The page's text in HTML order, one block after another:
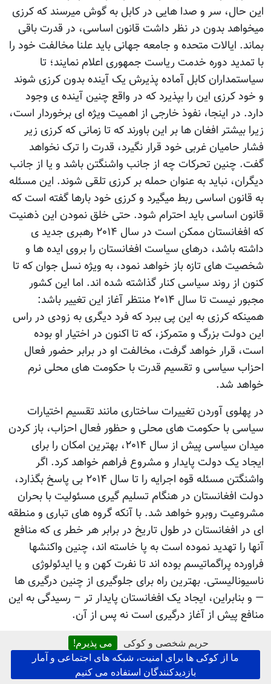
حریم شخصی و کوکی
می پذیرم!
ما از کوکی ها برای امنیت، شبکه های اجتماعی و آمار
بازدیدکنندگان استفاده می کنیم
این حال، سر و صدا هایی در کابل به گوش میرسند که کرزی
میخواهد بدون در نظر داشت قانون اساسی، در قدرت باقی
بماند. ایالات متحده و جامعه جهانی باید علنا مخالفت خود را
با تمدید دوره خدمت ریاست جمهوری اعلام نمایند؛ تا
سیاستمداران کابل آماده پذیرش یک آینده بدون کرزی شوند
و خود کرزی این را بپذیرد که در واقع چنین آینده ی وجود
دارد. در اینجا، نفوذ خارجی از اهمیت ویژه ای برخوردار است،
زیرا بیشتر افغان ها بر این باورند که تا زمانی که کرزی زیر
فشار حامیان غربی خود قرار نگیرد، قدرت را ترک نخواهد
گفت. چنین تحرکات چه از جانب واشنگتن باشد و یا از جانب
دیگران، نباید به عنوان حمله بر کرزی تلقی شوند. این مسئله
به قانون اساسی ربط میگیرد و کرزی خود بارها گفته است که
قانون اساسی باید احترام شود. حتی خلق نمودن این ذهنیت
که افغانستان ممکن است در سال ۲۰۱۴ رهبری جدید ی
داشته باشد، درهای سیاست افغانستان را بروی ایده ها و
شخصیت های تازه باز خواهد نمود، به ویژه نسل جوان که تا
کنون از روند سیاسی کنار گذاشته شده اند. اما این کشور
مجبور نیست تا سال ۲۰۱۴ منتظر آغاز این تغییر باشد:
همینکه کرزی به این پی ببرد که فرد دیگری به زودی در راس
این دولت بزرگ و متمرکز، که تا اکنون در اختیار او بوده
است، قرار خواهد گرفت، مخالفت او در برابر حضور فعال
احزاب سیاسی و تقسیم قدرت با حکومت های محلی نرم
خواهد شد.
در پهلوی آوردن تغییرات ساختاری مانند تقسیم اختیارات
سیاسی با حکومت های محلی و حظور فعال احزاب، باز کردن
میدان سیاسی پیش از سال ۲۰۱۴، بهترین امکان را برای
ایجاد یک دولت پایدار و مشروع فراهم خواهد کرد. اگر
واشنگتن مسئله قوه اجرایه را تا سال ۲۰۱۴ بی پاسخ بگذارد،
دولت افغانستان در هنگام تسلیم گیری مسئولیت با بحران
مشروعیت روبرو خواهد شد. با آنکه گروه های تباری و منطقه
ای در افغانستان در طول تاریخ در برابر هر خطر ی که منافع
آنها را تهدید نموده است به پا خاسته اند، چنین واکنشها
فراورده پراگماتیسم بوده اند تا نفرت کهن و یا ایدئولوژی
ناسیونالیستی. بهترین راه برای جلوگیری از چنین درگیری ها
— و بنابراین، ایجاد یک افغانستان پایدار تر – رسیدگی به این
منافع پیش از آغاز درگیری است نه پس از آن.
توماس بارفیلد استاد مردم شناسی در دانشگاه بوستون و نویسنده
کتاب (افغانستان: تاریخ اجتماعی و فرهنگی) است.